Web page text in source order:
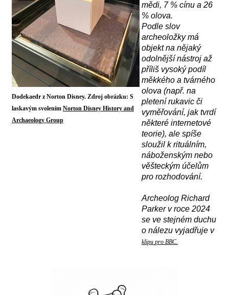
Dodekaedr z Norton Disney. Zdroj obrázku: S
laskavým svolením Norton Disney History and
Archaeology Group
mědi, 7 % cínu a 26
% olova.
Podle slov
archeoložky má
objekt na nějaký
odolnější nástroj až
příliš vysoký podíl
měkkého a tvárného
olova (např. na
pletení rukavic či
vyměřování, jak tvrdí
některé internetové
teorie), ale spíše
sloužil k rituálním,
náboženským nebo
věšteckým účelům
pro rozhodování.
Archeolog Richard
Parker v roce 2024
se ve stejném duchu
o nálezu vyjadřuje v
klipu pro BBC.